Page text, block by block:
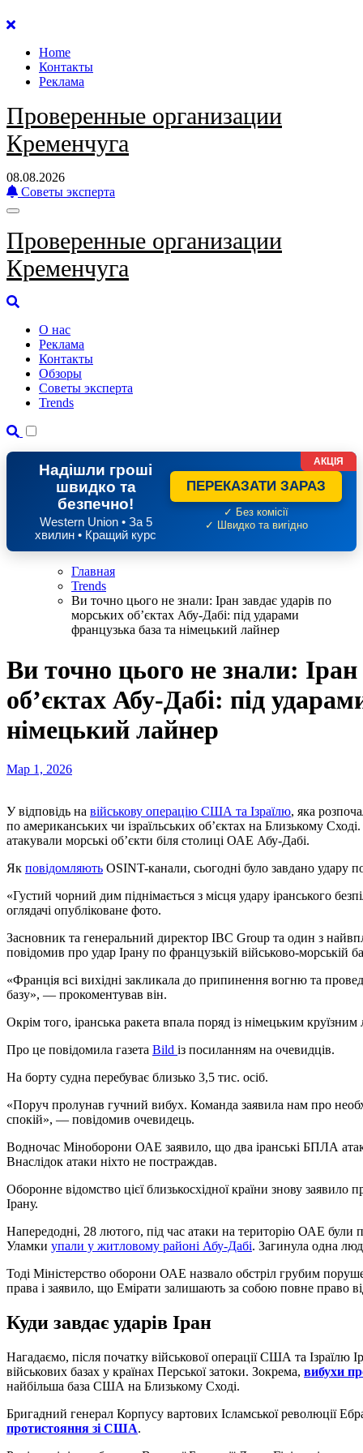
Перейти
содержанию
Home
Контакты
Реклама
Проверенные организации
Кременчуга
08.08.2026
Советы эксперта
Проверенные организации
Кременчуга
О нас
Реклама
Контакты
Обзоры
Советы эксперта
Trends
Надішли гроші
швидко та
безпечно!
Western Union • За 5
хвилин • Кращий курс
ПЕРЕКАЗАТИ ЗАРАЗ
✓ Без комісії
✓ Швидко та вигідно
АКЦІЯ
Главная
Trends
Ви точно цього не знали: Іран завдає ударів по
морських об’єктах Абу-Дабі: під ударами
французька база та німецький лайнер
Ви точно цього не знали:
об’єктах Абу-Дабі: під
німецький лайнер
Мар 1, 2026
У відповідь на військову операцію США та Ізраїлю, яка
по американських чи ізраїльських об’єктах на Близькому
атакували морські об’єкти біля столиці ОАЕ Абу-Дабі.
Як повідомляють OSINT-канали, сьогодні було завдано удару
«Густий чорний дим піднімається з місця удару іранського
оглядачі опубліковане фото.
Засновник та генеральний директор IBC Group та один з
повідомив про удар Ірану по французькій військово-морській
«Франція всі вихідні закликала до припинення вогню та
базу», — прокоментував він.
Окрім того, іранська ракета впала поряд із німецьким
Про це повідомила газета Bild із посиланням на очевидців.
На борту судна перебуває близько 3,5 тис. осіб.
«Поруч пролунав гучний вибух. Команда заявила нам про
спокій», — повідомив очевидець.
Водночас Міноборони ОАЕ заявило, що два іранські БПЛА
Внаслідок атаки ніхто не постраждав.
Оборонне відомство цієї близькосхідної країни знову заявило
Ірану.
Напередодні, 28 лютого, під час атаки на територію ОАЕ були
Уламки упали у житловому районі Абу-Дабі. Загинула одна
Тоді Міністерство оборони ОАЕ назвало обстріл грубим
права і заявило, що Емірати залишають за собою повне право
Куди завдає ударів Іран
Нагадаємо, після початку військової операції США та Ізраїлю
військових базах у країнах Перської затоки. Зокрема, вибухи
найбільша база США на Близькому Сході.
Бригадний генерал Корпусу вартових Ісламської революції
протистояння зі США.